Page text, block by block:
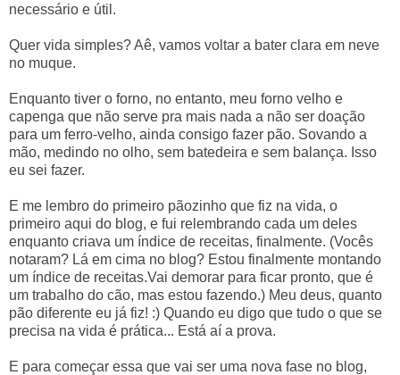
necessário e útil.
Quer vida simples? Aê, vamos voltar a bater clara em neve
no muque.
Enquanto tiver o forno, no entanto, meu forno velho e
capenga que não serve pra mais nada a não ser doação
para um ferro-velho, ainda consigo fazer pão. Sovando a
mão, medindo no olho, sem batedeira e sem balança. Isso
eu sei fazer.
E me lembro do primeiro pãozinho que fiz na vida, o
primeiro aqui do blog, e fui relembrando cada um deles
enquanto criava um índice de receitas, finalmente. (Vocês
notaram? Lá em cima no blog? Estou finalmente montando
um índice de receitas.Vai demorar para ficar pronto, que é
um trabalho do cão, mas estou fazendo.) Meu deus, quanto
pão diferente eu já fiz! :) Quando eu digo que tudo o que se
precisa na vida é prática... Está aí a prova.
E para começar essa que vai ser uma nova fase no blog,